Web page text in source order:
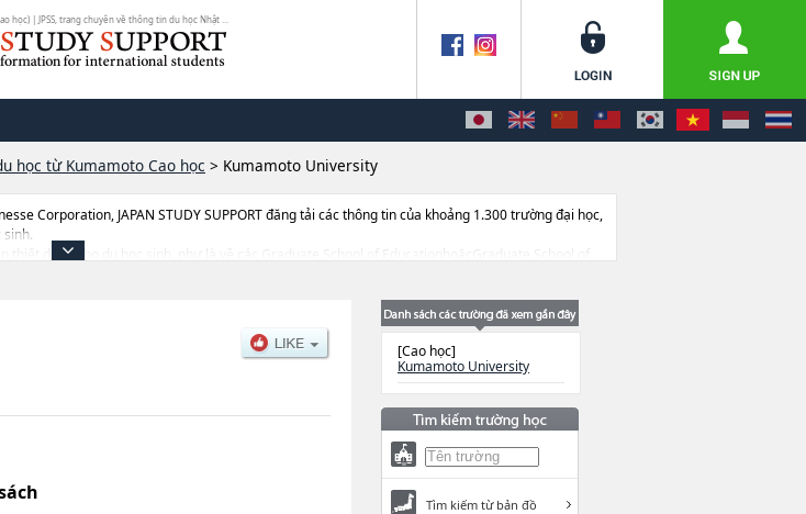
học từ Kumamoto Cao học > Kumamoto University
Corporation, JAPAN STUDY SUPPORT đăng tải các thông tin của khoảng 1.300 trường đại học,
dành cho du học sinh, như là về các Graduate School of EducationhoặcGraduate School of
[Cao học]
Kumamoto University
Tìm kiếm từ bản đồ